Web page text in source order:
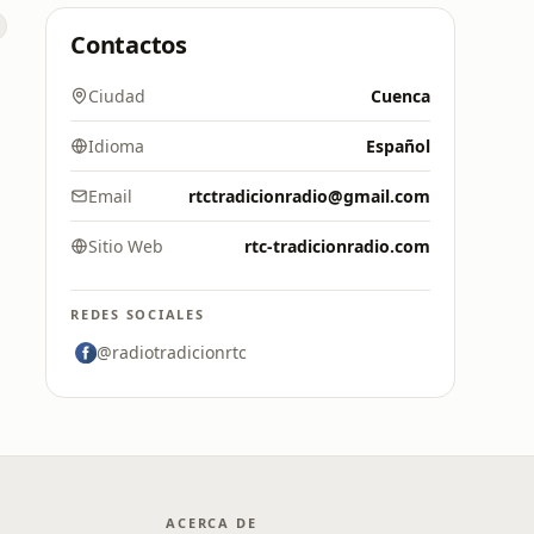
Contactos
Ciudad Cuenca
Idioma Español
Email rtctradicionradio@gmail.com
Sitio Web rtc-tradicionradio.com
REDES SOCIALES
@radiotradicionrtc
ACERCA DE